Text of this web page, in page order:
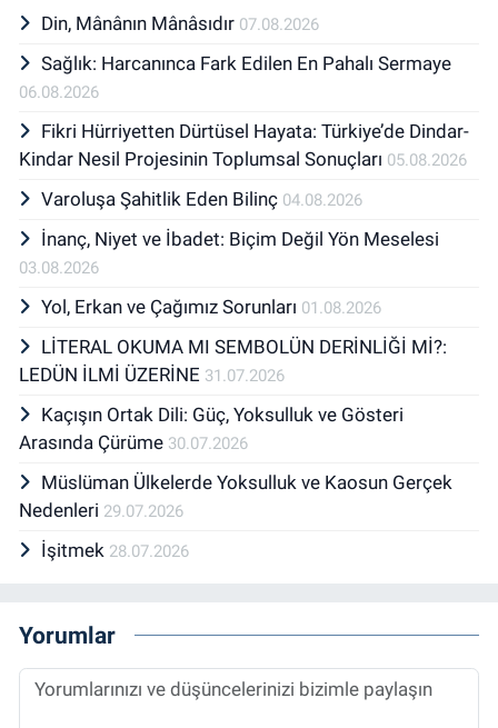
Din, Mânânın Mânâsıdır 07.08.2026
Sağlık: Harcanınca Fark Edilen En Pahalı Sermaye
06.08.2026
Fikri Hürriyetten Dürtüsel Hayata: Türkiye’de Dindar-
Kindar Nesil Projesinin Toplumsal Sonuçları 05.08.2026
Varoluşa Şahitlik Eden Bilinç 04.08.2026
İnanç, Niyet ve İbadet: Biçim Değil Yön Meselesi
03.08.2026
Yol, Erkan ve Çağımız Sorunları 01.08.2026
LİTERAL OKUMA MI SEMBOLÜN DERİNLİĞİ Mİ?:
LEDÜN İLMİ ÜZERİNE 31.07.2026
Kaçışın Ortak Dili: Güç, Yoksulluk ve Gösteri
Arasında Çürüme 30.07.2026
Müslüman Ülkelerde Yoksulluk ve Kaosun Gerçek
Nedenleri 29.07.2026
İşitmek 28.07.2026
Yorumlar